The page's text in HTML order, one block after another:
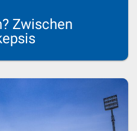
Zwischen